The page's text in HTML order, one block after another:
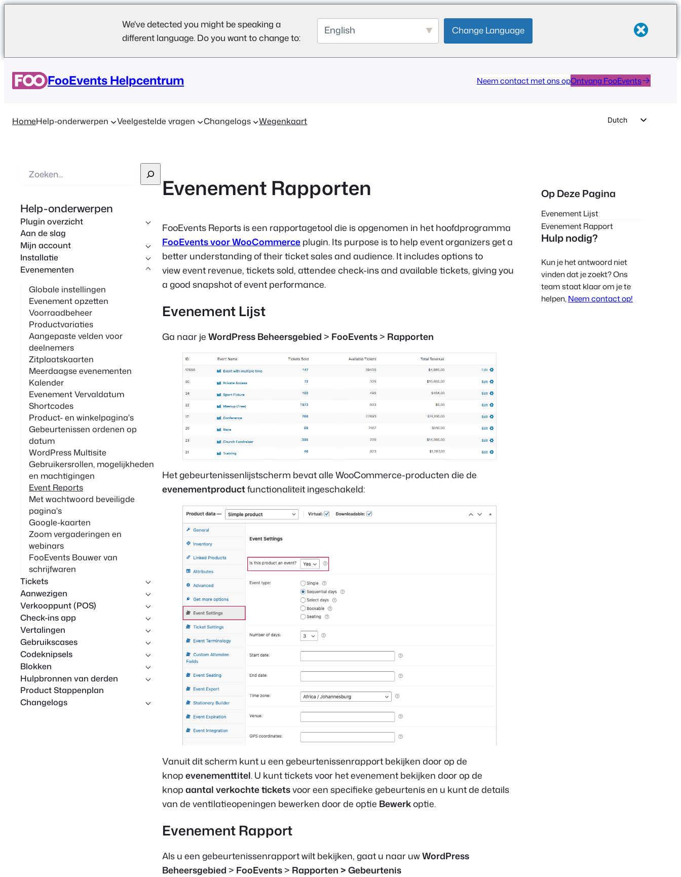
We've detected you might be speaking a
different language. Do you want to change to:
English Change Language
FooEvents Helpcentrum Neem contact met ons opOntvang FooEvents
HomeHelp-onderwerpen Veelgestelde vragen Changelogs Wegenkaart
Dutch
Greek
k
o
p
Help-onderwerpen
Plugin overzicht
Aan de slag
Mijn account
Installatie
Evenementen
Globale instellingen
Evenement opzetten
Voorraadbeheer
Productvariaties
Aangepaste velden voor
deelnemers
Zitplaatskaarten
Meerdaagse evenementen
Kalender
Evenement Vervaldatum
Shortcodes
Product- en winkelpagina's
Gebeurtenissen ordenen op
datum
WordPress Multisite
Gebruikersrollen, mogelijkheden
en machtigingen
Event Reports
Met wachtwoord beveiligde
pagina's
Google-kaarten
Zoom vergaderingen en
webinars
FooEvents Bouwer van
schrijfwaren
Tickets
Aanwezigen
Verkooppunt (POS)
Check-ins app
Vertalingen
Gebruikscases
Codeknipsels
Blokken
Hulpbronnen van derden
Product Stappenplan
Changelogs
Evenement Rapporten
FooEvents Reports is een rapportagetool die is opgenomen in het hoofdprogramma
FooEvents voor WooCommerce plugin. Its purpose is to help event organizers get a
better understanding of their ticket sales and audience. It includes options to
view event revenue, tickets sold, attendee check-ins and available tickets, giving you
a good snapshot of event performance.
Evenement Lijst
Ga naar je WordPress Beheersgebied > FooEvents > Rapporten
Het gebeurtenissenlijstscherm bevat alle WooCommerce-producten die de
evenementproductfunctionaliteit ingeschakeld:
Vanuit dit scherm kunt u een gebeurtenissenrapport bekijken door op de
knop evenementtitel. U kunt tickets voor het evenement bekijken door op de
knop aantal verkochte ticketsvoor een specifieke gebeurtenis en u kunt de details
van de ventilatieopeningen bewerken door de optie Bewerkoptie.
Evenement Rapport
Als u een gebeurtenissenrapport wilt bekijken, gaat u naar uwWordPress
Beheersgebied > FooEvents > Rapporten > Gebeurtenis
Op Deze Pagina
Evenement Lijst
Evenement Rapport
Hulp nodig?
Kun je het antwoord niet
vinden dat je zoekt? Ons
team staat klaar om je te
helpen,Neem contact op!